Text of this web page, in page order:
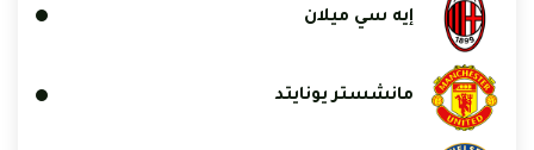
إيه سي ميلان
مانشستر يونايتد